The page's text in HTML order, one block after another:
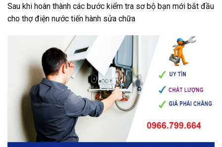
Sau khi hoàn thành các bước kiểm tra sơ bộ bạn mới bắt đầu
cho thợ điện nước tiến hành sửa chữa